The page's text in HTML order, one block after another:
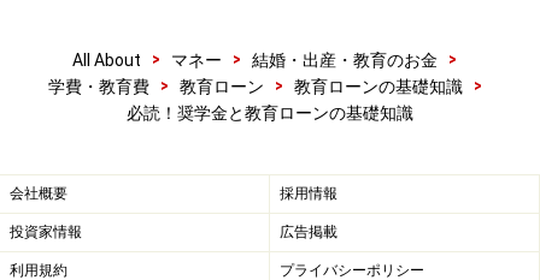
All About > マネー > 結婚・出産・教育のお金
>
学費・教育費
> 教育ローン > 教育ローンの基礎知識
>
必読！奨学金と教育ローンの基礎知識
会社概要 採用情報
投資家情報 広告掲載
利用規約 プライバシーポリシー